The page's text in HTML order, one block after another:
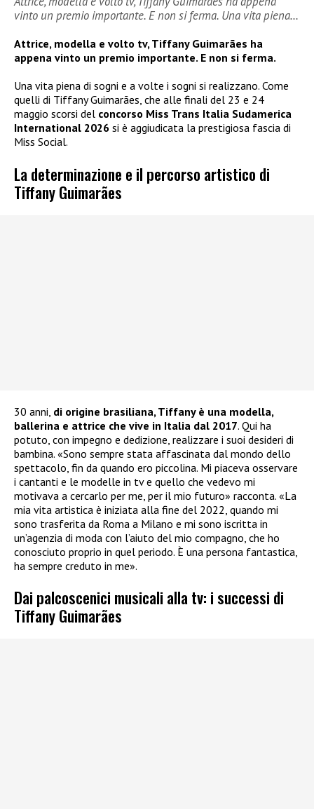
vinto un premio importante. E non si ferma. Una vita piena…
Attrice, modella e volto tv, Tiffany Guimarães ha
appena vinto un premio importante. E non si ferma.
Una vita piena di sogni e a volte i sogni si realizzano. Come
quelli di Tiffany Guimarães, che alle finali del 23 e 24
maggio scorsi del concorso Miss Trans Italia Sudamerica
International 2026 si è aggiudicata la prestigiosa fascia di
Miss Social.
La determinazione e il percorso artistico di
Tiffany Guimarães
30 anni, di origine brasiliana, Tiffany è una modella,
ballerina e attrice che vive in Italia dal 2017. Qui ha
potuto, con impegno e dedizione, realizzare i suoi desideri di
bambina. «Sono sempre stata affascinata dal mondo dello
spettacolo, fin da quando ero piccolina. Mi piaceva osservare
i cantanti e le modelle in tv e quello che vedevo mi
motivava a cercarlo per me, per il mio futuro» racconta. «La
mia vita artistica è iniziata alla fine del 2022, quando mi
sono trasferita da Roma a Milano e mi sono iscritta in
un’agenzia di moda con l’aiuto del mio compagno, che ho
conosciuto proprio in quel periodo. È una persona fantastica,
ha sempre creduto in me».
Dai palcoscenici musicali alla tv: i successi di
Tiffany Guimarães